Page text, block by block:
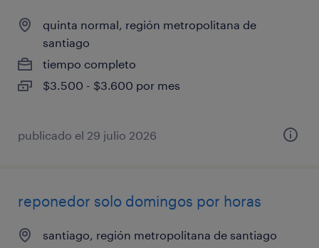
quinta normal, región metropolitana de
santiago
tiempo completo
$3.500 - $3.600 por mes
publicado el 29 julio 2026
reponedor solo domingos por horas
santiago, región metropolitana de santiago